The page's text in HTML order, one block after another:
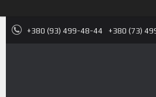
+380 (93) 499-48-44 +380 (73)